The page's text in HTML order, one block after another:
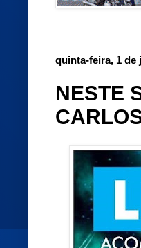
quinta-feira, 1 de
NESTE